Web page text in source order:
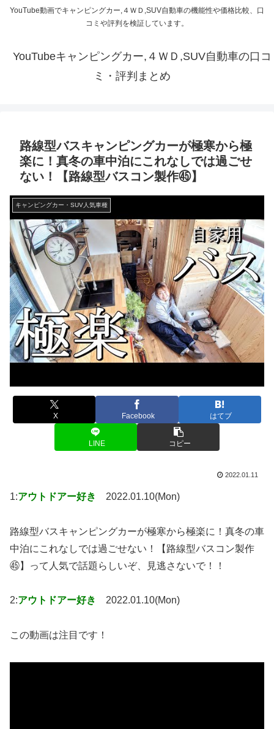
YouTube動画でキャンピングカー,４ＷＤ,SUV自動車の機能性や価格比較、口
コミや評判を検証しています。
YouTubeキャンピングカー,４ＷＤ,SUV自動車の口コ
ミ・評判まとめ
路線型バスキャンピングカーが極寒から極
楽に！真冬の車中泊にこれなしでは過ごせ
ない！【路線型バスコン製作㊺】
キャンピングカー・SUV人気車種
X Facebook はてブ
LINE コピー
2022.01.11
1:アウトドアー好き 2022.01.10(Mon)
路線型バスキャンピングカーが極寒から極楽に！真冬の車
中泊にこれなしでは過ごせない！【路線型バスコン製作
㊺】って人気で話題らしいぞ、見逃さないで！！
2:アウトドアー好き 2022.01.10(Mon)
この動画は注目です！